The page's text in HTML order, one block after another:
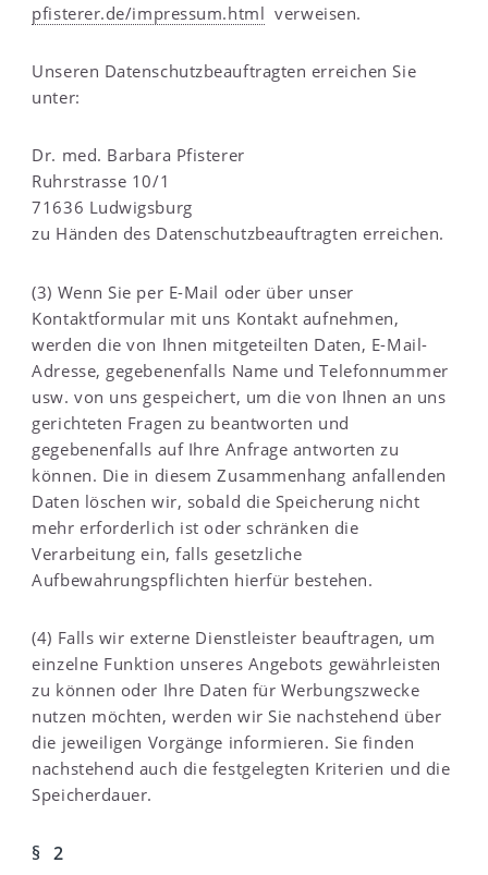
pfisterer.de/impressum.html verweisen.
Unseren Datenschutzbeauftragten erreichen Sie
unter:
Dr. med. Barbara Pfisterer
Ruhrstrasse 10/1
71636 Ludwigsburg
zu Händen des Datenschutzbeauftragten erreichen.
(3) Wenn Sie per E-Mail oder über unser
Kontaktformular mit uns Kontakt aufnehmen,
werden die von Ihnen mitgeteilten Daten, E-Mail-
Adresse, gegebenenfalls Name und Telefonnummer
usw. von uns gespeichert, um die von Ihnen an uns
gerichteten Fragen zu beantworten und
gegebenenfalls auf Ihre Anfrage antworten zu
können. Die in diesem Zusammenhang anfallenden
Daten löschen wir, sobald die Speicherung nicht
mehr erforderlich ist oder schränken die
Verarbeitung ein, falls gesetzliche
Aufbewahrungspflichten hierfür bestehen.
(4) Falls wir externe Dienstleister beauftragen, um
einzelne Funktion unseres Angebots gewährleisten
zu können oder Ihre Daten für Werbungszwecke
nutzen möchten, werden wir Sie nachstehend über
die jeweiligen Vorgänge informieren. Sie finden
nachstehend auch die festgelegten Kriterien und die
Speicherdauer.
§ 2